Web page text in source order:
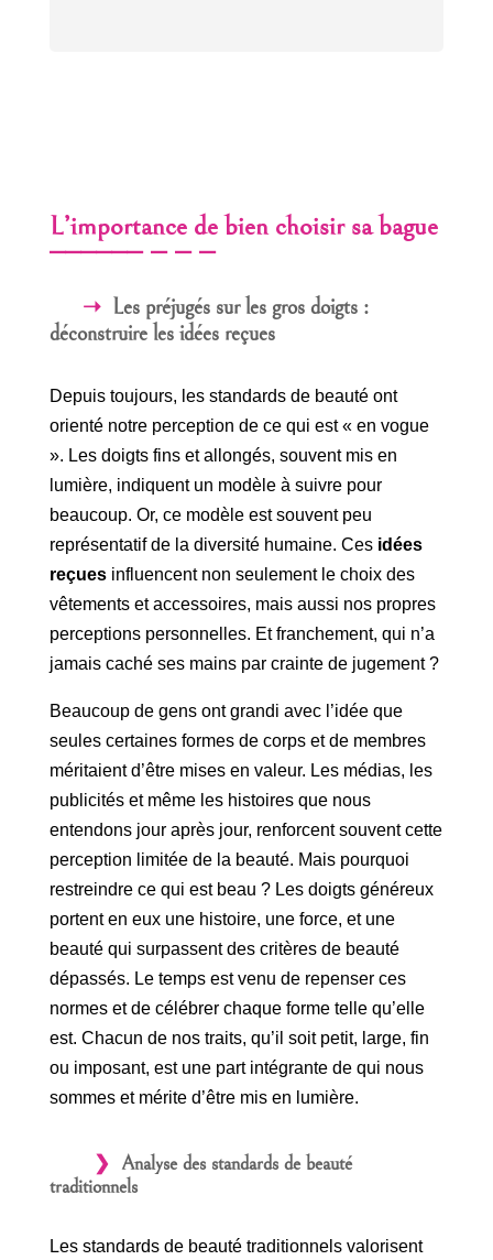
L’importance de bien choisir sa bague
Les préjugés sur les gros doigts :
déconstruire les idées reçues
Depuis toujours, les standards de beauté ont
orienté notre perception de ce qui est « en vogue
». Les doigts fins et allongés, souvent mis en
lumière, indiquent un modèle à suivre pour
beaucoup. Or, ce modèle est souvent peu
représentatif de la diversité humaine. Ces idées
reçuesinfluencent non seulement le choix des
vêtements et accessoires, mais aussi nos propres
perceptions personnelles. Et franchement, qui n’a
jamais caché ses mains par crainte de jugement ?
Beaucoup de gens ont grandi avec l’idée que
seules certaines formes de corps et de membres
méritaient d’être mises en valeur. Les médias, les
publicités et même les histoires que nous
entendons jour après jour, renforcent souvent cette
perception limitée de la beauté. Mais pourquoi
restreindre ce qui est beau ? Les doigts généreux
portent en eux une histoire, une force, et une
beauté qui surpassent des critères de beauté
dépassés. Le temps est venu de repenser ces
normes et de célébrer chaque forme telle qu’elle
est. Chacun de nos traits, qu’il soit petit, large, fin
ou imposant, est une part intégrante de qui nous
sommes et mérite d’être mis en lumière.
Analyse des standards de beauté
traditionnels
Les standards de beauté traditionnels valorisent